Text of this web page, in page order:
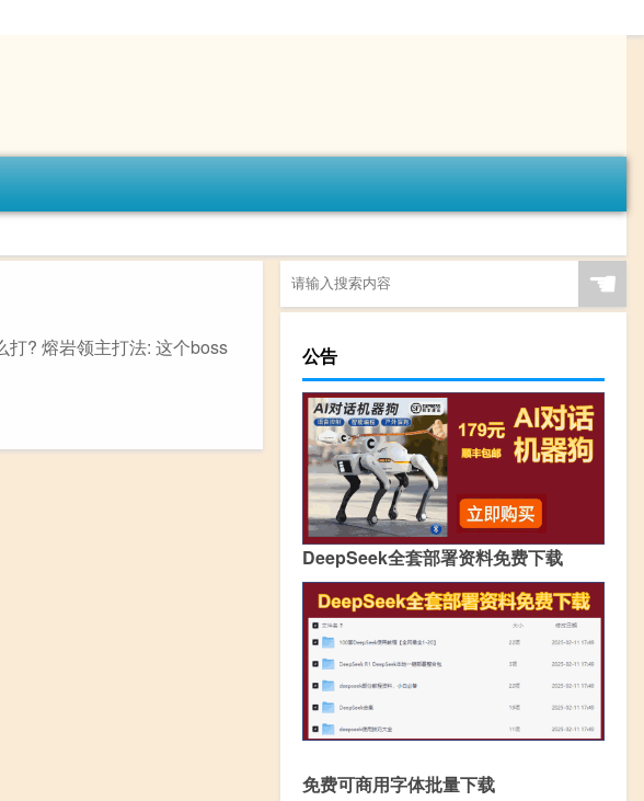
打? 熔岩领主打法: 这个boss
☚
公告
DeepSeek全套部署资料免费下载
免费可商用字体批量下载